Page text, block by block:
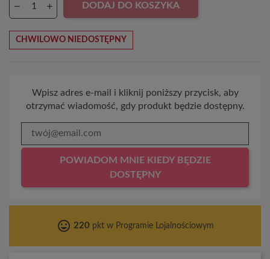
DODAJ DO KOSZYKA
CHWILOWO NIEDOSTĘPNY
Wpisz adres e-mail i kliknij poniższy przycisk, aby
otrzymać wiadomość, gdy produkt będzie dostępny.
POWIADOM MNIE KIEDY BĘDZIE
DOSTĘPNY
tag_faces 220pkt w Programie Lojalnościowym